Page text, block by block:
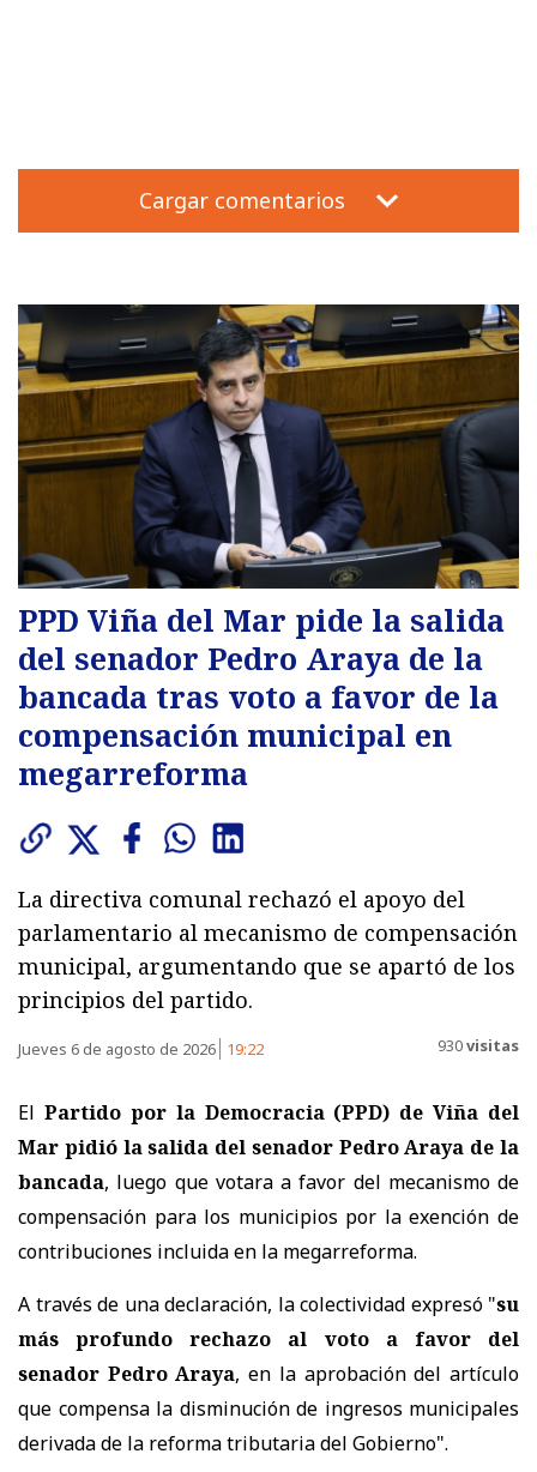
Cargar comentarios
PPD Viña del Mar pide la salida
del senador Pedro Araya de la
bancada tras voto a favor de la
compensación municipal en
megarreforma
La directiva comunal rechazó el apoyo del
parlamentario al mecanismo de compensación
municipal, argumentando que se apartó de los
principios del partido.
Jueves 6 de agosto de 2026 19:22 930visitas
El Partido por la Democracia (PPD) de Viña del
Mar pidió la salida del senador Pedro Araya de la
bancada, luego que votara a favor del mecanismo de
compensación para los municipios por la exención de
contribuciones incluida en la megarreforma.
A través de una declaración, la colectividad expresó "su
más profundo rechazo al voto a favor del
senador Pedro Araya, en la aprobación del artículo
que compensa la disminución de ingresos municipales
derivada de la reforma tributaria del Gobierno".